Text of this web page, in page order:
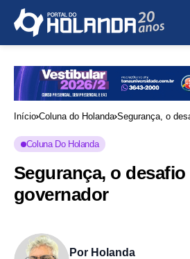
Início Coluna do Holanda Segurança, o
Coluna Do Holanda
Segurança, o
governador
Por Holanda